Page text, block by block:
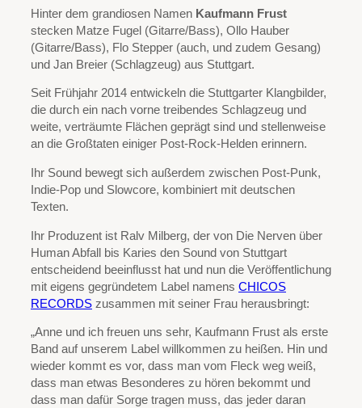
Hinter dem grandiosen Namen Kaufmann Frust
stecken Matze Fugel (Gitarre/Bass), Ollo Hauber
(Gitarre/Bass), Flo Stepper (auch, und zudem Gesang)
und Jan Breier (Schlagzeug) aus Stuttgart.
Seit Frühjahr 2014 entwickeln die Stuttgarter Klangbilder,
die durch ein nach vorne treibendes Schlagzeug und
weite, verträumte Flächen geprägt sind und stellenweise
an die Großtaten einiger Post-Rock-Helden erinnern.
Ihr Sound bewegt sich außerdem zwischen Post-Punk,
Indie-Pop und Slowcore, kombiniert mit deutschen
Texten.
Ihr Produzent ist Ralv Milberg, der von Die Nerven über
Human Abfall bis Karies den Sound von Stuttgart
entscheidend beeinflusst hat und nun die Veröffentlichung
mit eigens gegründetem Label namens CHICOS
RECORDS zusammen mit seiner Frau herausbringt:
„Anne und ich freuen uns sehr, Kaufmann Frust als erste
Band auf unserem Label willkommen zu heißen. Hin und
wieder kommt es vor, dass man vom Fleck weg weiß,
dass man etwas Besonderes zu hören bekommt und
dass man dafür Sorge tragen muss, das jeder daran